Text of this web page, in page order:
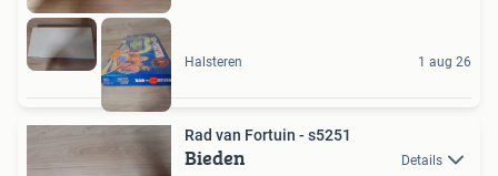
Halsteren 1 aug 26
Rad van Fortuin - s5251
Bieden Details